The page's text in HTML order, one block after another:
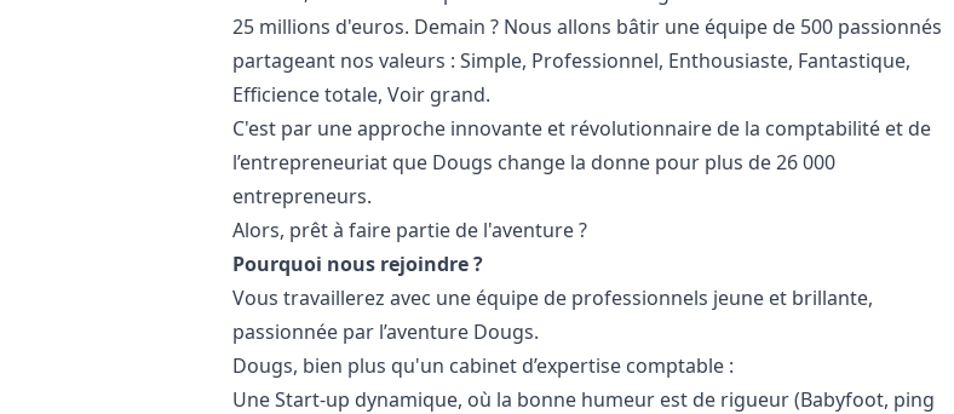
25 millions d'euros. Demain ? Nous allons bâtir une équipe de 500 passionnés
partageant nos valeurs : Simple, Professionnel, Enthousiaste, Fantastique,
Efficience totale, Voir grand.
C'est par une approche innovante et révolutionnaire de la comptabilité et de
l’entrepreneuriat que Dougs change la donne pour plus de 26 000
entrepreneurs.
Alors, prêt à faire partie de l'aventure ?
Pourquoi nous rejoindre ?
Vous travaillerez avec une équipe de professionnels jeune et brillante,
passionnée par l’aventure Dougs.
Dougs, bien plus qu'un cabinet d’expertise comptable :
Une Start-up dynamique, où la bonne humeur est de rigueur (Babyfoot, ping